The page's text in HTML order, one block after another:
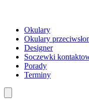
Okulary
Okulary
Designer
Soczewki
Porady
Terminy